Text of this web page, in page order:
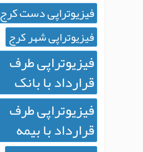
فیزیوتراپی دست کرج
فیزیوتراپی شهر کرج
فیزیوتراپی طرف
قرارداد با بانک
فیزیوتراپی طرف
قرارداد با بیمه